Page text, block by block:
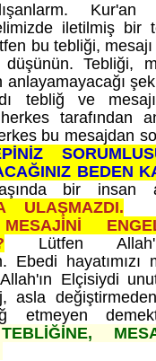
Kur'an
iletilmiş bir
bu tebliği,
Tebliği,
anlayamayacağı
tebliğ ve
tarafından
bu mesajdan
BEDEN
bir insan
ULAŞMAZDI.
Lütfen
Ebedi hayatımızı
Elçisiydi
asla
etmeyen